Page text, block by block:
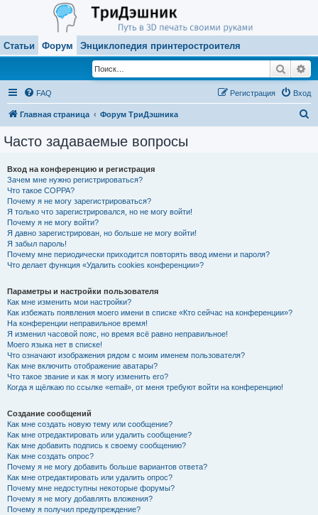
Статьи Форум Энциклопедия принтеростроителя
Поиск
FAQ Вход
Регистрация
Главная страница Форум ТриДэшника
Часто задаваемые вопросы
Вход на конференцию и регистрация
Зачем мне нужно регистрироваться?
Что такое COPPA?
Почему я не могу зарегистрироваться?
Я только что зарегистрировался, но не могу войти!
Почему я не могу войти?
Я давно зарегистрирован, но больше не могу войти!
Я забыл пароль!
Почему мне периодически приходится повторять ввод имени и пароля?
Что делает функция «Удалить cookies конференции»?
Параметры и настройки пользователя
Как мне изменить мои настройки?
Как избежать появления моего имени в списке «Кто сейчас на конференции»?
На конференции неправильное время!
Я изменил часовой пояс, но время всё равно неправильное!
Моего языка нет в списке!
Что означают изображения рядом с моим именем пользователя?
Как мне включить отображение аватары?
Что такое звание и как я могу изменить его?
Когда я щёлкаю по ссылке «email», от меня требуют войти на конференцию!
Создание сообщений
Как мне создать новую тему или сообщение?
Как мне отредактировать или удалить сообщение?
Как мне добавить подпись к своему сообщению?
Как мне создать опрос?
Почему я не могу добавить больше вариантов ответа?
Как мне отредактировать или удалить опрос?
Почему мне недоступны некоторые форумы?
Почему я не могу добавлять вложения?
Почему я получил предупреждение?